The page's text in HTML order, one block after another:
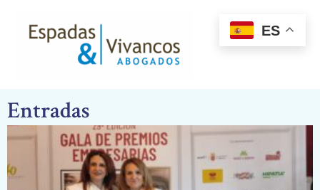
Entradas
ES